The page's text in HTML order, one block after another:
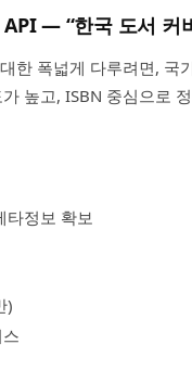
— “한국 도서 커
한 폭넓게 다루려면,
높고, ISBN 중심으로
타정보 확보
)